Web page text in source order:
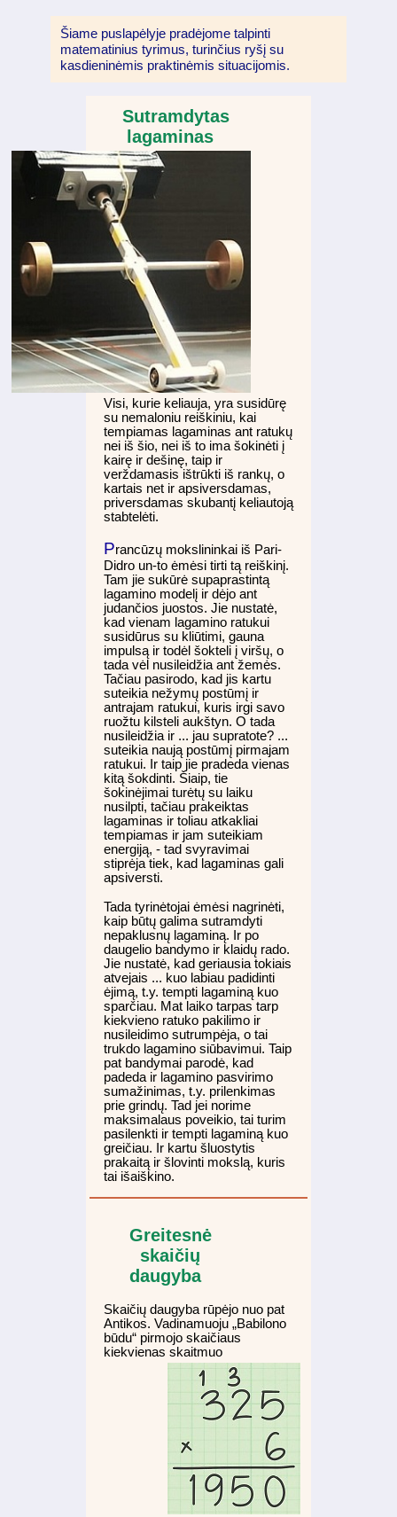
Šiame puslapėlyje pradėjome talpinti
matematinius tyrimus, turinčius ryšį su
kasdieninėmis praktinėmis situacijomis.
Sutramdytas
lagaminas
Visi, kurie keliauja, yra susidūrę
su nemaloniu reiškiniu, kai
tempiamas lagaminas ant ratukų
nei iš šio, nei iš to ima šokinėti į
kairę ir dešinę, taip ir
verždamasis ištrūkti iš rankų, o
kartais net ir apsiversdamas,
priversdamas skubantį keliautoją
stabtelėti.
Prancūzų mokslininkai iš Pari-
Didro un-to ėmėsi tirti tą reiškinį.
Tam jie sukūrė supaprastintą
lagamino modelį ir dėjo ant
judančios juostos. Jie nustatė,
kad vienam lagamino ratukui
susidūrus su kliūtimi, gauna
impulsą ir todėl šokteli į viršų, o
tada vėl nusileidžia ant žemės.
Tačiau pasirodo, kad jis kartu
suteikia nežymų postūmį ir
antrajam ratukui, kuris irgi savo
ruožtu kilsteli aukštyn. O tada
nusileidžia ir ... jau supratote? ...
suteikia naują postūmį pirmajam
ratukui. Ir taip jie pradeda vienas
kitą šokdinti. Šiaip, tie
šokinėjimai turėtų su laiku
nusilpti, tačiau prakeiktas
lagaminas ir toliau atkakliai
tempiamas ir jam suteikiam
energiją, - tad svyravimai
stiprėja tiek, kad lagaminas gali
apsiversti.
Tada tyrinėtojai ėmėsi nagrinėti,
kaip būtų galima sutramdyti
nepaklusnų lagaminą. Ir po
daugelio bandymo ir klaidų rado.
Jie nustatė, kad geriausia tokiais
atvejais ... kuo labiau padidinti
ėjimą, t.y. tempti lagaminą kuo
sparčiau. Mat laiko tarpas tarp
kiekvieno ratuko pakilimo ir
nusileidimo sutrumpėja, o tai
trukdo lagamino siūbavimui. Taip
pat bandymai parodė, kad
padeda ir lagamino pasvirimo
sumažinimas, t.y. prilenkimas
prie grindų. Tad jei norime
maksimalaus poveikio, tai turim
pasilenkti ir tempti lagaminą kuo
greičiau. Ir kartu šluostytis
prakaitą ir šlovinti mokslą, kuris
tai išaiškino.
Greitesnė
skaičių
daugyba
Skaičių daugyba rūpėjo nuo pat
Antikos. Vadinamuoju „Babilono
būdu“ pirmojo skaičiaus
kiekvienas skaitmuo